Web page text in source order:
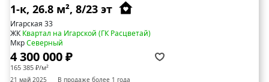
1-к, 26.8 м², 8/23 эт
Игарская 33
ЖККвартал на Игарской (ГК Расцветай)
МкрСеверный
4 300 000 ₽
165 385 ₽/м²
21 май 2025 В продаже более 1 года